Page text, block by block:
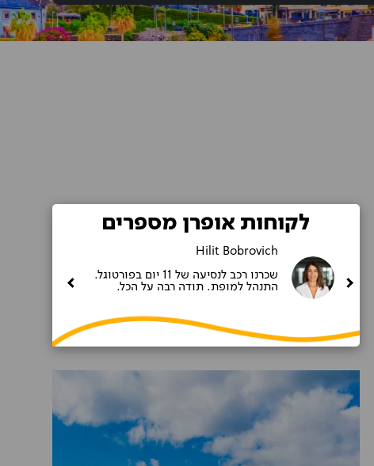
Hilit Bobrovich
שכרנו רכב לנסיעה של 11 יום בפורטוגל.
התנהל למופת. תודה רבה על הכל.‎
לקוחות אופרן מספרים